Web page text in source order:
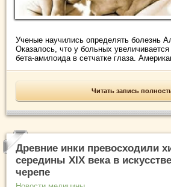
Ученые научились определять болезнь
Оказалось, что у больных
бета-амилоида в сетчатке глаза.
Читать запись
Древние инки превосходили
середины XIX века в
черепе